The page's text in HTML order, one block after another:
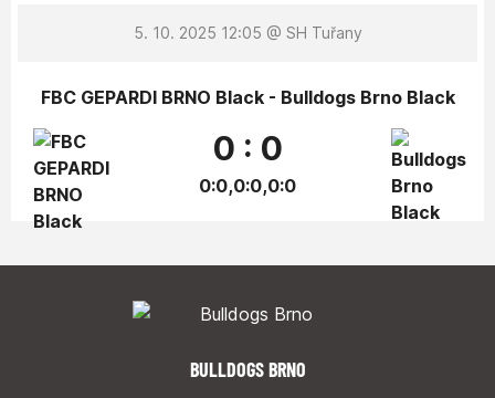
5. 10. 2025 12:05 @ SH Tuřany
FBC GEPARDI BRNO Black - Bulldogs Brno Black
0 : 0
0:0,0:0,0:0
BULLDOGS BRNO